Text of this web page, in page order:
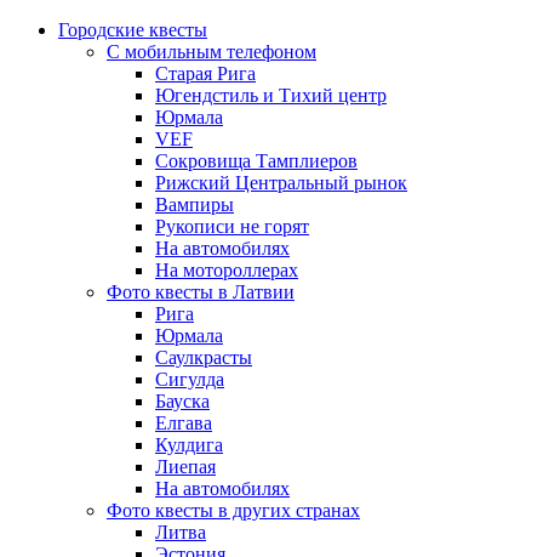
Городские квесты
С мобильным телефоном
Старая Рига
Югендстиль и Тихий центр
Юрмала
VEF
Сокровища Тамплиеров
Рижский Центральный рынок
Вампиры
Рукописи не горят
На автомобилях
На мотороллерах
Фото квесты в Латвии
Рига
Юрмала
Саулкрасты
Сигулда
Бауска
Елгава
Кулдига
Лиепая
На автомобилях
Фото квесты в других странах
Литва